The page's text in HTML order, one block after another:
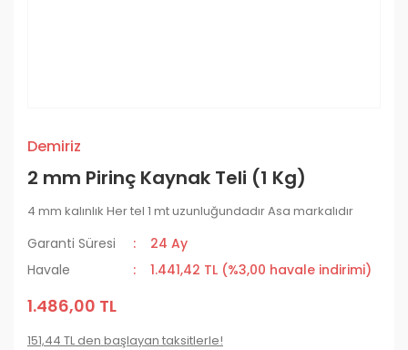
Demiriz
2 mm Pirinç Kaynak Teli (1 Kg)
4 mm kalınlık Her tel 1 mt uzunluğundadır Asa markalıdır
Garanti Süresi
24 Ay
Havale
1.441,42 TL (%3,00 havale indirimi)
1.486,00 TL
151,44 TL den başlayan taksitlerle!